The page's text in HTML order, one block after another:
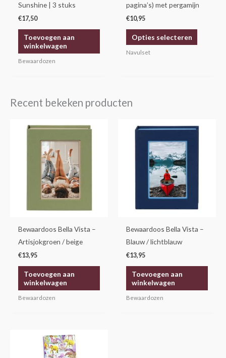
Sunshine | 3 stuks
€17,50
Toevoegen aan
winkelwagen
Bewaardozen
pagina’s) met pergamijn
€10,95
Opties selecteren
Navulset
Recent bekeken producten
Bewaardoos Bella Vista –
Artisjokgroen / beige
€13,95
Toevoegen aan
winkelwagen
Bewaardozen
Bewaardoos Bella Vista –
Blauw / lichtblauw
€13,95
Toevoegen aan
winkelwagen
Bewaardozen